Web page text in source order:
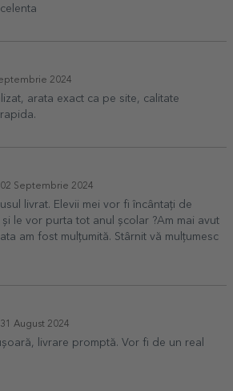
2024
arata exact ca pe site, calitate
02 Septembrie 2024
livrat. Elevii mei vor fi încântați de
le vor purta tot anul școlar ?Am mai avut
am fost mulțumită. Stârnit vă mulțumesc
31 August 2024
livrare promptă. Vor fi de un real